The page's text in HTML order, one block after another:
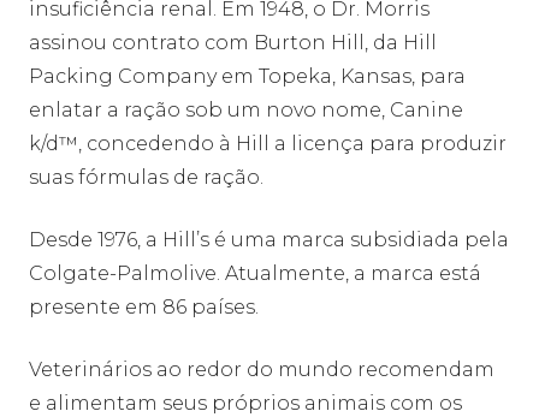
insuficiência renal. Em 1948, o Dr. Morris
assinou contrato com Burton Hill, da Hill
Packing Company em Topeka, Kansas, para
enlatar a ração sob um novo nome, Canine
k/d™, concedendo à Hill a licença para produzir
suas fórmulas de ração.
Desde 1976, a Hill’s é uma marca subsidiada pela
Colgate-Palmolive. Atualmente, a marca está
presente em 86 países.
Veterinários ao redor do mundo recomendam
e alimentam seus próprios animais com os